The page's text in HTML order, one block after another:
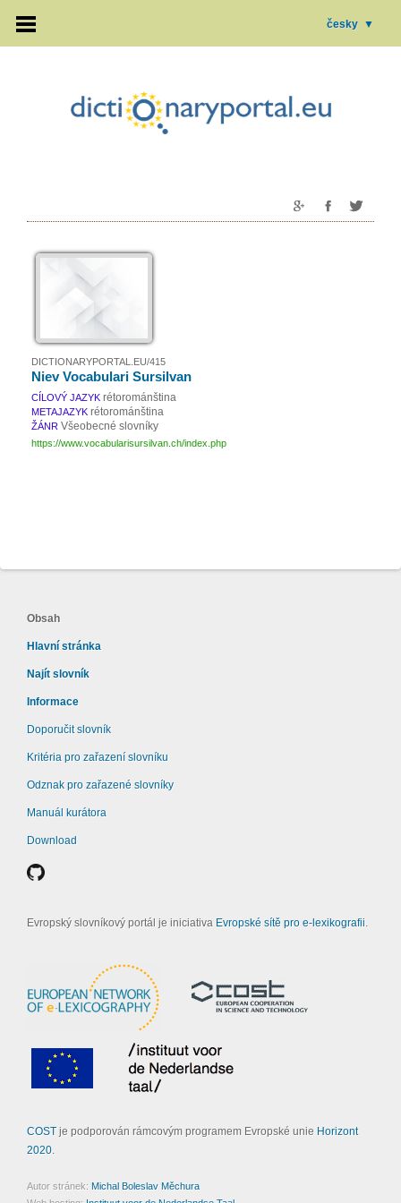
česky ▼
DICTIONARYPORTAL.EU/415
Niev Vocabulari Sursilvan
CÍLOVÝ JAZYK rétorománština
METAJAZYK rétorománština
ŽÁNR Všeobecné slovníky
https://www.vocabularisursilvan.ch/index.php
Obsah
Hlavní stránka
Najít slovník
Informace
Doporučit slovník
Kritéria pro zařazení slovníku
Odznak pro zařazené slovníky
Manuál kurátora
Download
Evropský slovníkový portál je iniciativa Evropské sítě pro e-lexikografii.
COSTje podporován rámcovým programem Evropské unie Horizont
2020.
Autor stránek: Michal Boleslav Měchura